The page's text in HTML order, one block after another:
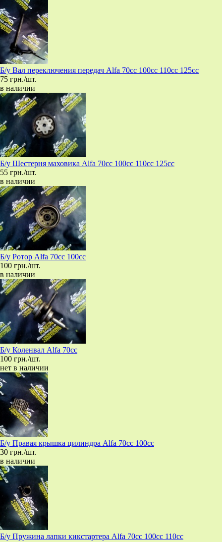
Б/у Вал переключения передач Alfa 70cc 100cc 110cc 125cc
75 грн./шт.
в наличии
Б/у Шестерня маховика Alfa 70cc 100cc 110cc 125cc
55 грн./шт.
в наличии
Б/у Ротор Alfa 70cc 100cc
100 грн./шт.
в наличии
Б/у Коленвал Alfa 70cc
100 грн./шт.
нет в наличии
Б/у Правая крышка цилиндра Alfa 70cc 100cc
30 грн./шт.
в наличии
Б/у Пружина лапки кикстартера Alfa 70cc 100cc 110cc